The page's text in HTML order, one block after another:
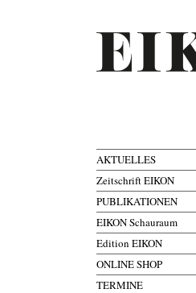
AKTUELLES
Zeitschrift EIKON
PUBLIKATIONEN
EIKON Schauraum
Edition EIKON
ONLINE SHOP
TERMINE